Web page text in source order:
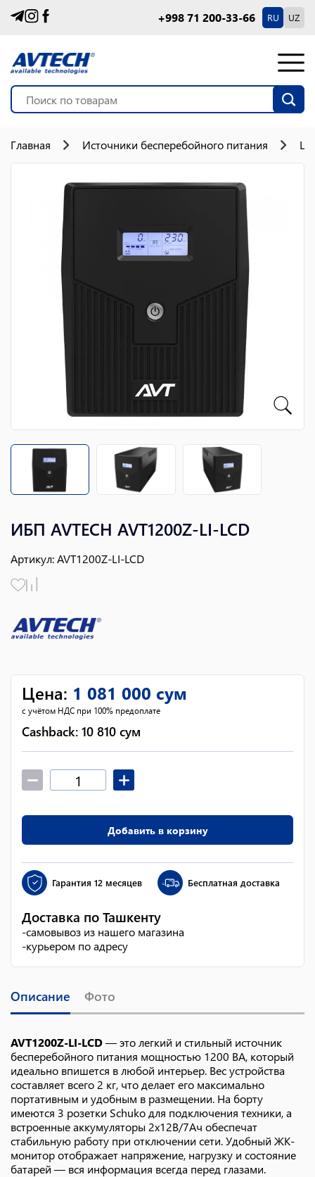
+998 71 200-33-66 RU UZ
Главная Источники бесперебойного питания
ИБП AVTECH AVT1200Z-LI-LCD
Артикул:AVT1200Z-LI-LCD
Цена: 1 081 000 сум
с учётом НДС при 100% предоплате
Cashback: 10 810 сум
Добавить в корзину
Гарантия 12 месяцев Бесплатная доставка
Доставка по Ташкенту
-самовывоз из нашего магазина
-курьером по адресу
Описание Фото
AVT1200Z-LI-LCD— это легкий и стильный источник
бесперебойного питания мощностью 1200 ВА, который
идеально впишется в любой интерьер. Вес устройства
составляет всего 2 кг, что делает его максимально
портативным и удобным в размещении. На борту
имеются 3 розетки Schuko для подключения техники, а
встроенные аккумуляторы 2x12В/7Ач обеспечат
стабильную работу при отключении сети. Удобный ЖК-
монитор отображает напряжение, нагрузку и состояние
батарей — вся информация всегда перед глазами.